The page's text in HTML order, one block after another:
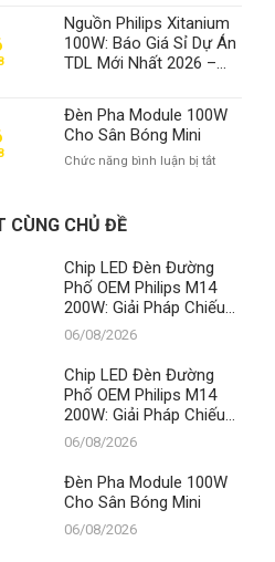
Định Vị Thế Số 1 Của
Thành Đạt LED
Nguồn Philips Xitanium
100W: Báo Giá Sỉ Dự Án
TDL Mới Nhất 2026 –
Đèn Pha Module 100W
Cho Sân Bóng Mini
Chức năng bình luận bị tắtở
Bóng
Mini
CÙNG CHỦ ĐỀ
Chip LED Đèn Đường
Phố OEM Philips M14
200W: Giải Pháp Chiếu
Sáng Đỉnh Cao, Khẳng
Định Vị Thế Số 1 Của
Thành Đạt LED
06/08/2026
Chip LED Đèn Đường
Phố OEM Philips M14
200W: Giải Pháp Chiếu
Sáng Đỉnh Cao, Khẳng
Định Vị Thế Số 1 Của
Thành Đạt LED
06/08/2026
Đèn Pha Module 100W
Cho Sân Bóng Mini
06/08/2026